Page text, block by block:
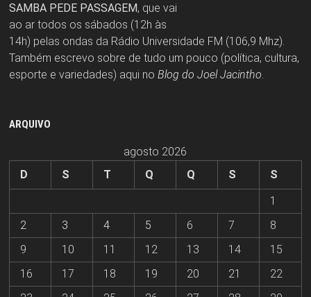
SAMBA PEDE PASSAGEM, que vai
ao ar todos os sábados (12h às
14h) pelas ondas da Rádio Universidade FM (106,9 Mhz).
Também escrevo sobre de tudo um pouco (política, cultura,
esporte e variedades) aqui no Blog do Joel Jacintho
ARQUIVO
agosto 2026
D
S T Q Q S
S
1
2
3 4 5 6 7
8
9
10 11 12 13 14
15
16
17 18 19 20 21
22